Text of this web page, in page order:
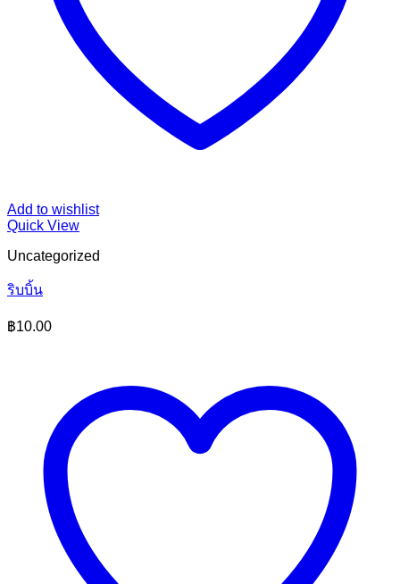
Add to wishlist
Quick View
Uncategorized
ริบบิ้น
฿10.00